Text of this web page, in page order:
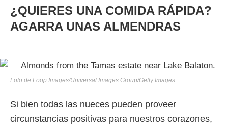
¿QUIERES UNA COMIDA RÁPIDA?
AGARRA UNAS ALMENDRAS
Foto de Loop Images/Universal Images Group/Getty Images
Si bien todas las nueces pueden proveer
circunstancias positivas para nuestros corazones,